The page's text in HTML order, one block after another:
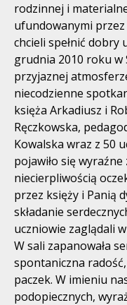
rodzinnej i
ufundowanymi
chcieli spełnić dobry
grudnia 2010 roku w
przyjaznej
niecodzienne
księża Arkadiusz i
Ręczkowska,
Kowalska wraz z 50
pojawiło się
niecierpliwością
przez księży i Panią
składanie
uczniowie zaglądali
W sali zapanowała
spontaniczna
paczek. W imieniu
podopiecznych,